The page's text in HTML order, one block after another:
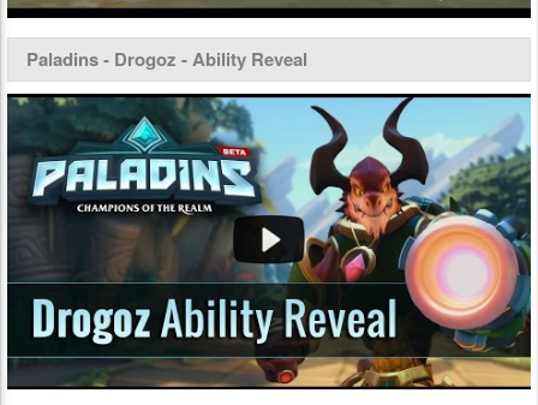
Paladins - Drogoz - Ability Reveal